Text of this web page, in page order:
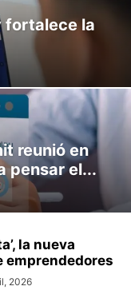
fortalece la
reunió en
pensar el...
la nueva
2026